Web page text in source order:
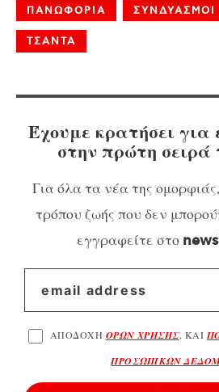
ΠΑΝΩΦΟΡΙΑ ΣΥΝΔΥΑΣΜΟΙ
ΤΣΑΝΤΑ
Έχουμε κρατήσει για
στην πρώτη σειρά
Για όλα τα νέα της
τρόπου ζωής που δεν
εγγραφείτε στο
ΑΠΟΔΟΧΗ ΟΡΩΝ ΧΡΗΣΗΣ, ΚΑΙ
ΠΡΟΣΩΠΙΚΩΝ